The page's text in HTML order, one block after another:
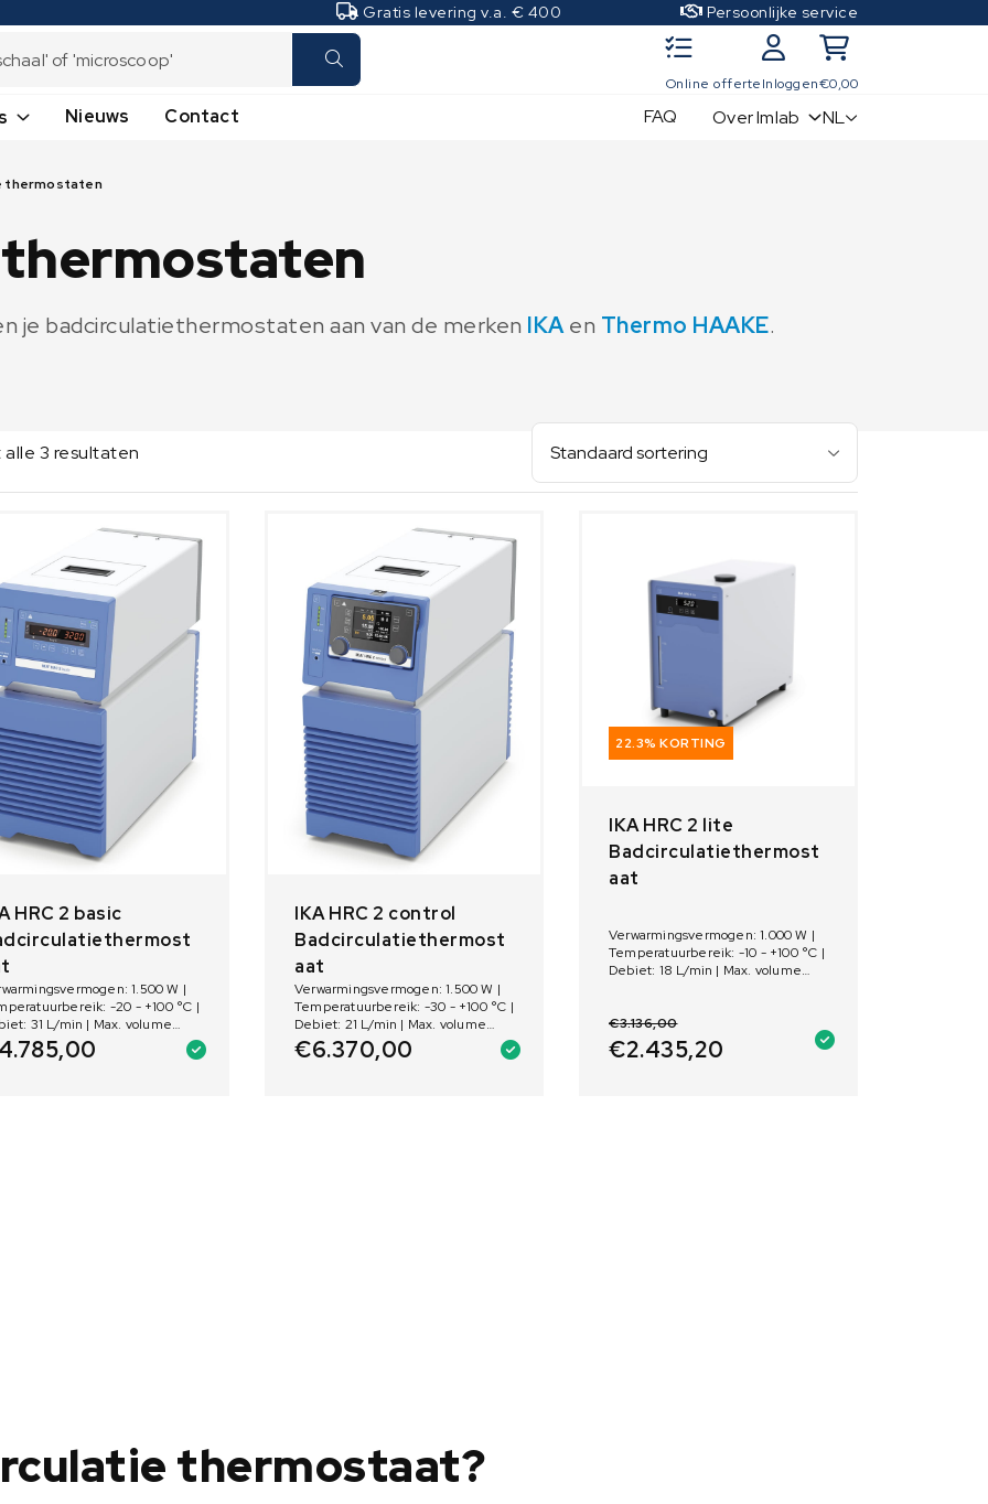
Gratis levering v.a. € 400 Persoonlijke service
Online offerteInloggen€0,00
Microweegschalen
Precisieweegschalen
Plateauweegschalen
Telweegschalen
OIML Klasse M3
Voedingsweegschalen
Handkrachtmeters
Personenweegschalen
Rolstoelweegschalen
Stoelweegschalen
Draagbare weegschalen
Veerweegschalen
Weegcellen
Winkelweegschalen
Nieuws Contact FAQ Over Imlab NL
thermostaten
je badcirculatiethermostaten aan van de merken IKAen Thermo HAAKE.
alle 3 resultaten
HRC 2 basic
1.500 W |
-20 - +100 °C |
31 L/min | Max. volume
1,4 - 4 L
4.785,00
IKA HRC 2 control
Badcirculatiethermost
aat
Verwarmingsvermogen: 1.500 W |
Temperatuurbereik: -30 - +100 °C |
Debiet: 21 L/min | Max. volume
bad: 1,4 - 4 L
€6.370,00
22.3% KORTING
IKA HRC 2 lite
Badcirculatiethermost
aat
Verwarmingsvermogen: 1.000 W |
Temperatuurbereik: -10 - +100 °C |
Debiet: 18 L/min | Max. volume
€3.136,00
€2.435,20
thermostaat?